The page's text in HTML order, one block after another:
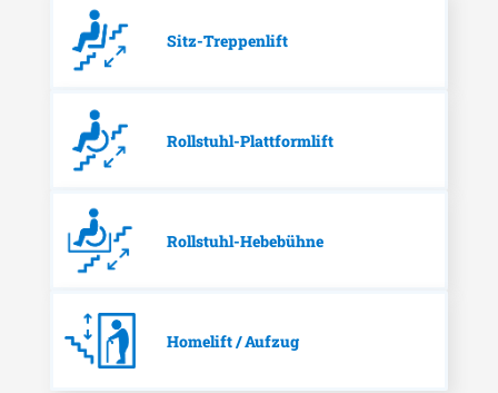
Sitz-Treppenlift
Rollstuhl-Plattformlift
Rollstuhl-Hebebühne
Homelift / Aufzug